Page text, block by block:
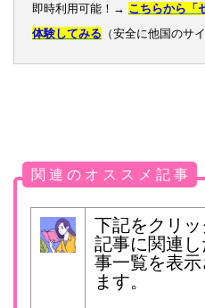
即時利用可能！→ こちらから「
体験してみる （安全に他国のサ
関 連 の オ ス ス メ 記 事
下記をクリ
記事に関連
事一覧を表
ます。